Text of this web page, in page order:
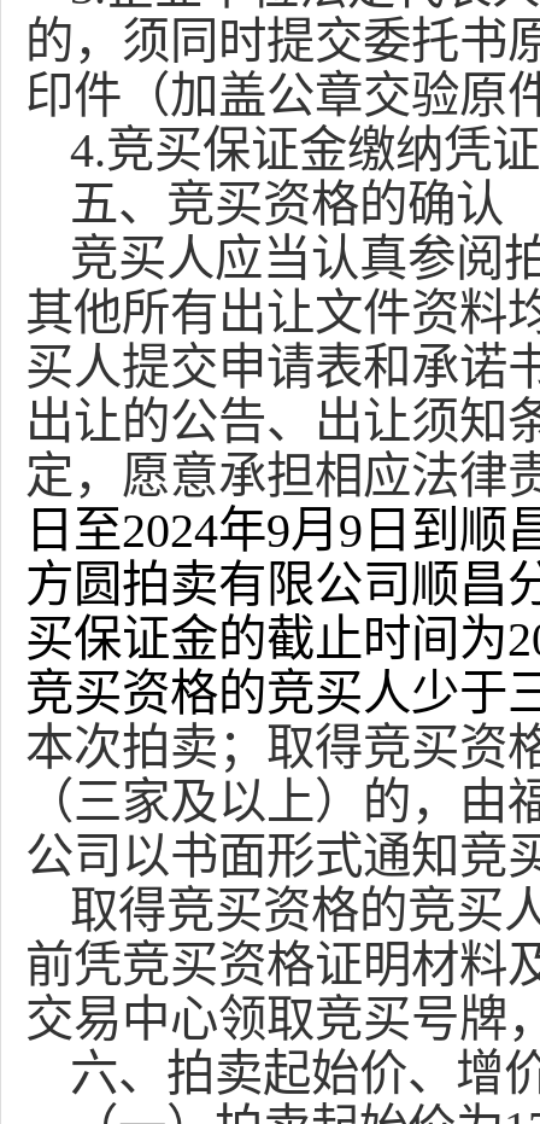
的，须同时提交委托书
印件（加盖公章交验原
4.竞买保证金缴纳凭
五、竞买资格的确认
竞买人应当认真参阅
其他所有出让文件资料
买人提交申请表和承诺
出让的公告、出让须知
定，愿意承担相应法律
日至2024年9月 9 日到顺
方圆拍卖有限公司顺昌
买保证金的截止时间为
竞买资格的竞买人少于
本次拍卖；取得竞买资
（三家及以上）的，
公司以书面形式通知竞
取得竞买资格的竞买
前凭竞买资格证明材料
交易中心领取竞买号牌
六、拍卖起始价、增